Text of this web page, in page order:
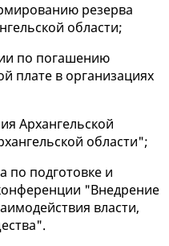
резерва
области;
по погашению
плате в организациях
Архангельской
области";
по подготовке и
"Внедрение
власти,